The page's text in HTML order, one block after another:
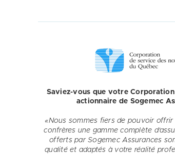
Saviez-vous que votre
actionnaire de Sogemec
«Nous sommes fiers de pouvoir
confrères une gamme complète
offerts par Sogemec Assurances
qualité et adaptés à votre réalité